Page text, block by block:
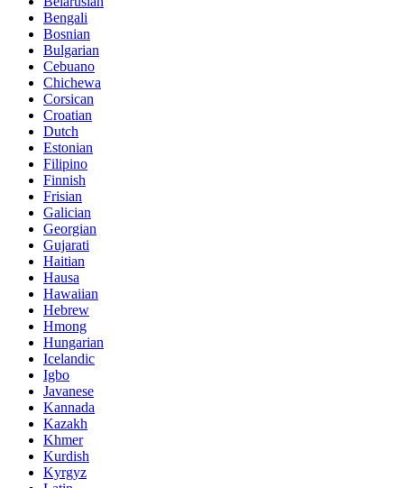
Bengali
Bosnian
Bulgarian
Cebuano
Chichewa
Corsican
Croatian
Dutch
Estonian
Filipino
Finnish
Frisian
Galician
Georgian
Gujarati
Haitian
Hausa
Hawaiian
Hebrew
Hmong
Hungarian
Icelandic
Igbo
Javanese
Kannada
Kazakh
Khmer
Kurdish
Kyrgyz